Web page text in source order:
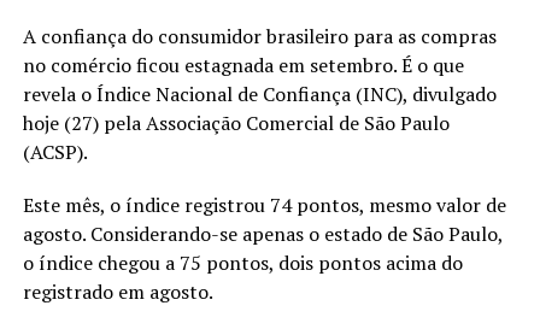
A confiança do consumidor brasileiro para as compras
no comércio ficou estagnada em setembro. É o que
revela o Índice Nacional de Confiança (INC), divulgado
hoje (27) pela Associação Comercial de São Paulo
(ACSP).
Este mês, o índice registrou 74 pontos, mesmo valor de
agosto. Considerando-se apenas o estado de São Paulo,
o índice chegou a 75 pontos, dois pontos acima do
registrado em agosto.